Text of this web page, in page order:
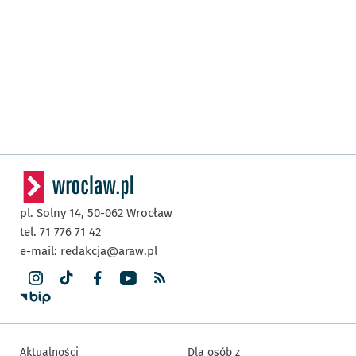
pl. Solny 14, 50-062 Wrocław
tel. 71 776 71 42
e-mail: redakcja@araw.pl
Aktualności Dla osób z